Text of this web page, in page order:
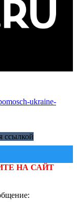
ukraine-
ссылкой
НА САЙТ